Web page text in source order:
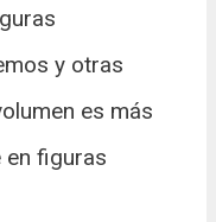
y otras
es más
en figuras